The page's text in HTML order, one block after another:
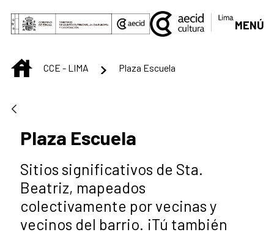
Saltar al contenido principal
MENÚ
INICIOCCE - LIMA Plaza Escuela
Plaza Escuela
Sitios significativos de Sta.
Beatriz, mapeados
colectivamente por vecinas y
vecinos del barrio. ¡Tú también